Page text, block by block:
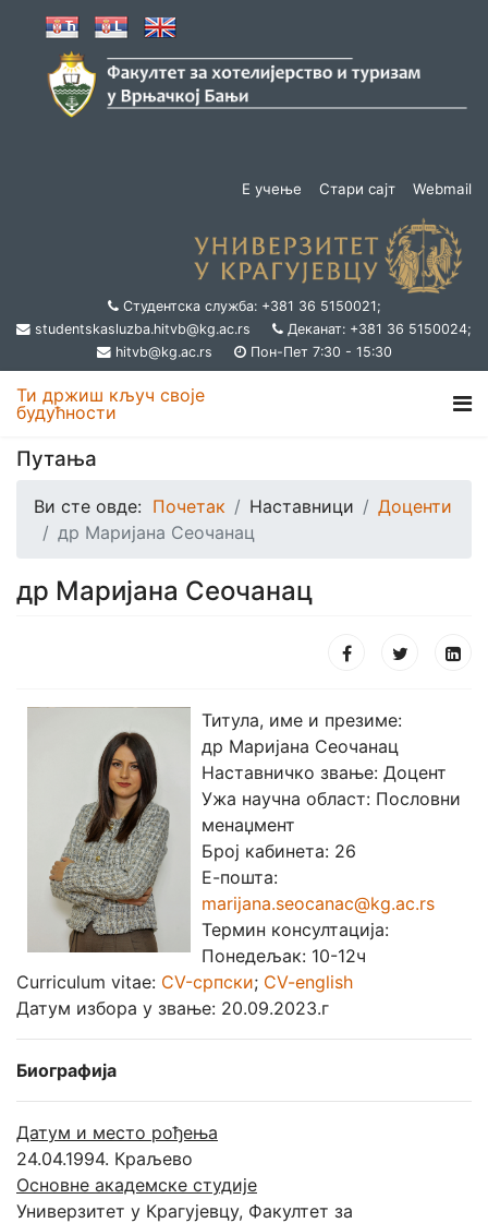
Е учење Стари сајт Webmail
Студентска служба: +381 36 5150021;
studentskasluzba.hitvb@kg.ac.rs
Деканат: +381 36 5150024;
hitvb@kg.ac.rs
Пон-Пет 7:30 - 15:30
Ти држиш кључ своје
будућности
Путања
Ви сте овде: Почетак Наставници
Доценти
др Маријана Сеочанац
др Маријана Сеочанац
Титула, име и презиме:
др Маријана Сеочанац
Наставничко звање: Доцент
Ужа научна област: Пословни
менаџмент
Број кабинета: 26
Е-пошта:
marijana.seocanac@kg.ac.rs
Термин консултација:
Понедељак: 10-12ч
Curriculum vitae: CV-српски; CV-english
Датум избора у звање: 20.09.2023.г
Биографија
Датум и место рођења
24.04.1994. Краљево
Основне академске студије
Универзитет у Крагујевцу, Факултет за